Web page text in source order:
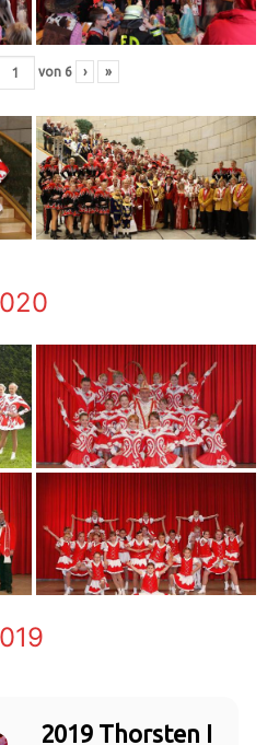
von 6 › »
2019 Thorsten I